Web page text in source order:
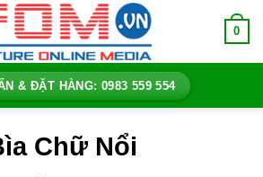
0
& ĐẶT HÀNG: 0983 559 554
Chữ Nổi